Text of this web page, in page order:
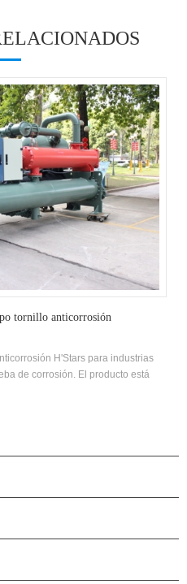
tornillo anticorrosión
H'Stars para industrias
de corrosión. El producto está